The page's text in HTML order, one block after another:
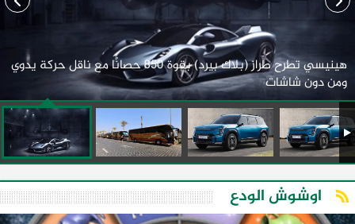
هينيسي تطرح طراز (بلاك بيرد) بقوة 850 حصانًا مع ناقل حركة يدوي
ومن دون شاشات
اوشوش الودع